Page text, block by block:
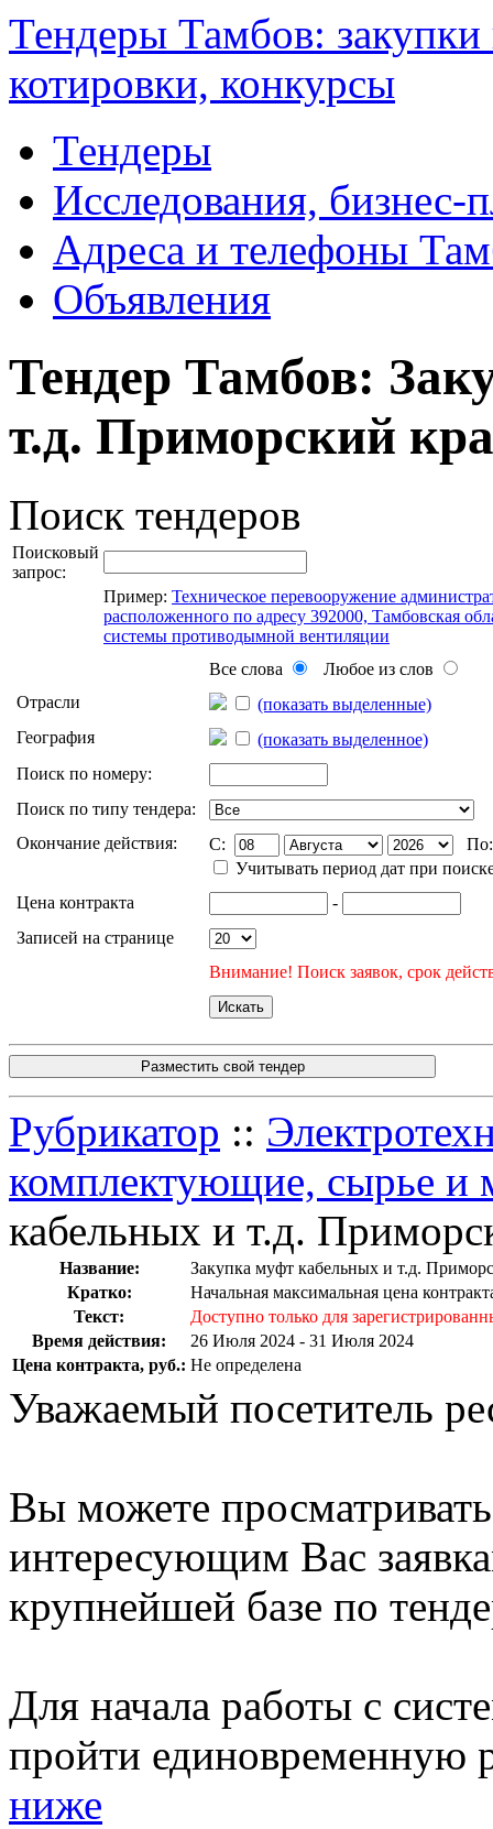
Тендеры Тамбов:
котировки, конкурсы
Тендеры
Исследования, бизнес-
Адреса и телефоны
Объявления
Тендер Тамбов:
т.д. Приморский
Поиск тендеров
Поисковый
запрос:
Пример: Техническое перевооружение
расположенного по адресу 392000, Тамбовская
системы противодымной вентиляции
Все слова
Любое из слов
Отрасли
(показать выделенные)
География
(показать выделенное)
Поиск по номеру:
Поиск по типу тендера:
Окончание действия:
C:
Учитывать период дат при
Цена контракта
-
Записей на странице
Внимание! Поиск заявок, срок
Разместить свой тендер
Рубрикатор ::
комплектующие, cырье и
кабельных и т.д.
Название:
Закупка муфт кабельных и т.д.
Кратко:
Начальная максимальная цена
Текст:
Доступно только для
Время действия:
26 Июля 2024 - 31 Июля 2024
Цена контракта, руб.: Не определена
Уважаемый посетитель
Вы можете
интересующим Вас
крупнейшей базе по
Для начала работы с
пройти единовременную
ниже